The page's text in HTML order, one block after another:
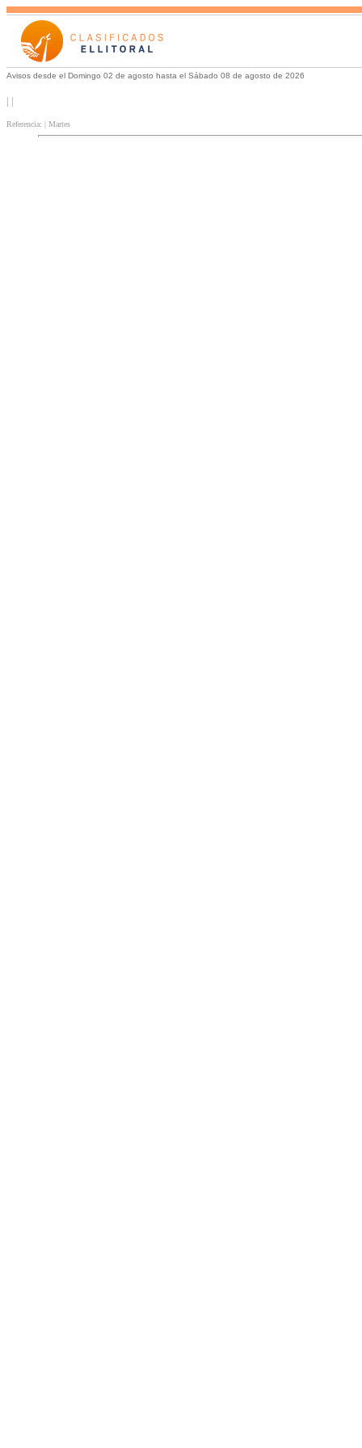
Avisos desde el Domingo 02 de agosto hasta el Sábado 08 de agosto de 2026
| |
Referencia: | Martes